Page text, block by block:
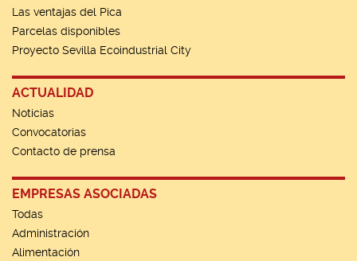
Las ventajas del Pica
Parcelas disponibles
Proyecto Sevilla Ecoindustrial City
ACTUALIDAD
Noticias
Convocatorias
Contacto de prensa
EMPRESAS ASOCIADAS
Todas
Administración
Alimentación